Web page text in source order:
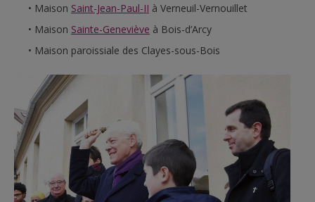
Maison Saint-Jean-Paul-II à Verneuil-Vernouillet
Maison Sainte-Geneviève à Bois-d’Arcy
Maison paroissiale des Clayes-sous-Bois